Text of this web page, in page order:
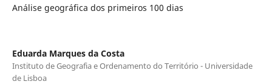
Análise geográfica dos primeiros 100 dias
Eduarda Marques da Costa
Instituto de Geografia e Ordenamento do Território - Universidade
de Lisboa